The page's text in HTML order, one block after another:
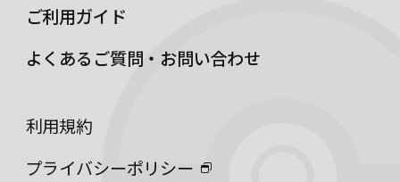
ご利用ガイド
よくあるご質問・お問い合わせ
利用規約
プライバシーポリシー